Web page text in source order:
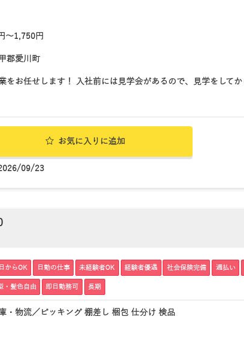
～1,750円
郡愛川町
をお任せします！ 入社前には見学会があるので、見学をして
お気に入りに追加
09/23
からOK 日勤の仕事 未経験者OK 経験者優遇 社会保険完備 週払い
・髪色自由 即日勤務可 長期
・物流／ピッキング 棚差し 梱包 仕分け 検品